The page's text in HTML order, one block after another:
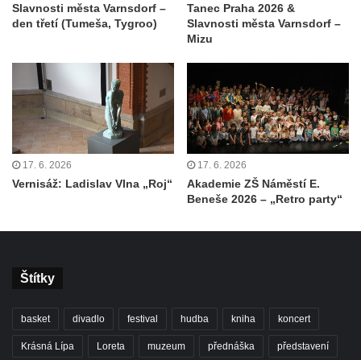
Slavnosti města Varnsdorf –
den třetí (Tumeša, Tygroo)
Tanec Praha 2026 &
Slavnosti města Varnsdorf –
Mizu
17. 6. 2026
Vernisáž: Ladislav Vlna „Roj“
17. 6. 2026
Akademie ZŠ Náměstí E.
Beneše 2026 – „Retro party“
Štítky
basket divadlo festival hudba kniha koncert
Krásná Lípa Loreta muzeum přednáška představení